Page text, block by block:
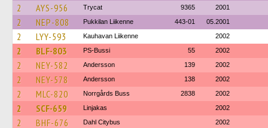
2 AYS-956 Trycat 9365 2001
2 NEP-808 Pukkilan Liikenne 443-01 05.2001
2 LYY-593 Kauhavan Liikenne 2002
2 BLF-803 PS-Bussi 55 2002
2 NEY-582 Andersson 139 2002
2 NEY-578 Andersson 138 2002
2 MLC-820 Norrgårds Buss 2838 2002
2 SCF-659 Linjakas 2002
2 BHF-676 Dahl Citybus 2002